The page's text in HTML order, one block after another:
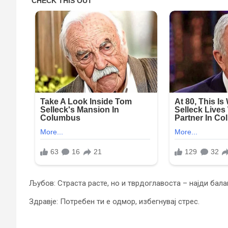
Љубов: Страста расте, но и тврдоглавоста – најди
Здравје: Потребен ти е одмор, избегнувај стрес.